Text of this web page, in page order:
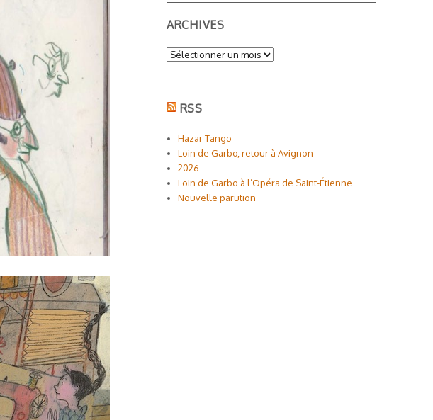
ARCHIVES
Archives
RSS
Hazar Tango
Loin de Garbo, retour à Avignon
2026
Loin de Garbo à l’Opéra de Saint-Étienne
Nouvelle parution